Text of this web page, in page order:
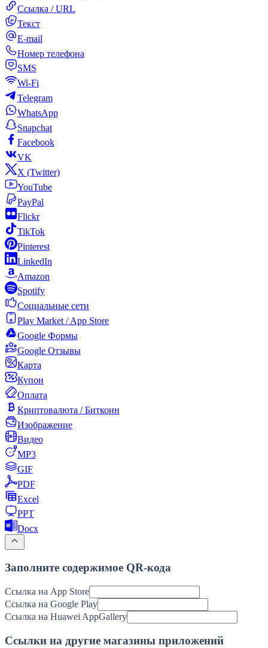
Ссылка / URL
Текст
E-mail
Номер телефона
SMS
Wi-Fi
Telegram
WhatsApp
Snapchat
Facebook
VK
X (Twitter)
YouTube
PayPal
Flickr
TikTok
Pinterest
LinkedIn
Amazon
Spotify
Социальные сети
Play Market / App Store
Google Формы
Google Отзывы
Карта
Купон
Оплата
Криптовалюта / Биткоин
Изображение
Видео
MP3
GIF
PDF
Excel
PPT
Docx
Заполните содержимое QR-кода
Ссылка на App Store
Ссылка на Google Play
Ссылка на Huawei AppGallery
Ссылки на другие магазины приложений